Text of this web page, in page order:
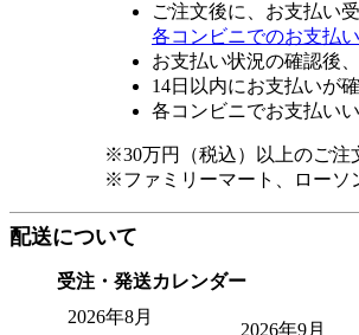
ご注文後に、お支払い
各コンビニでのお支払
お支払い状況の確認後
14日以内にお支払いが
各コンビニでお支払い
※30万円（税込）以上のご注
※ファミリーマート、ローソ
配送について
受注・発送カレンダー
2026年8月
2026年9月